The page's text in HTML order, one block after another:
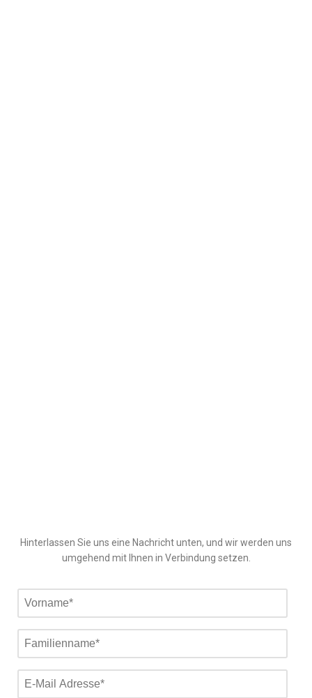
Hinterlassen Sie uns eine Nachricht unten, und wir werden uns
umgehend mit Ihnen in Verbindung setzen.